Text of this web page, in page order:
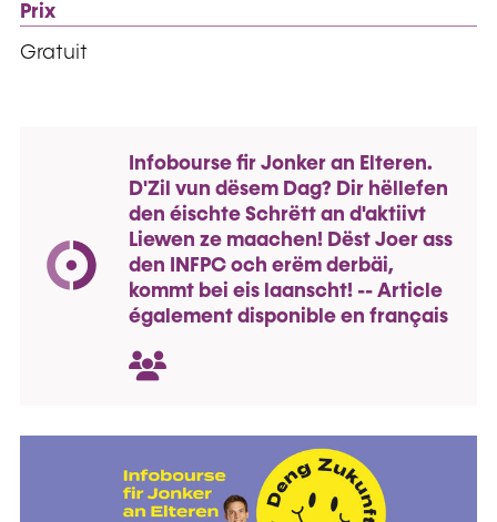
Prix
Gratuit
Infobourse fir Jonker an Elteren.
D'Zil vun dësem Dag? Dir hëllefen
den éischte Schrëtt an d'aktiivt
Liewen ze maachen! Dëst Joer ass
den INFPC och erëm derbäi,
kommt bei eis laanscht! -- Article
également disponible en français